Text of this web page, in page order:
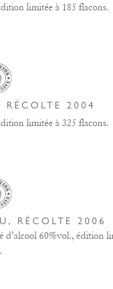
limitée à 185 flacons.
RÉCOLTE 2004
limitée à 325 flacons.
RÉCOLTE 2006
d’alcool 60%vol., édition